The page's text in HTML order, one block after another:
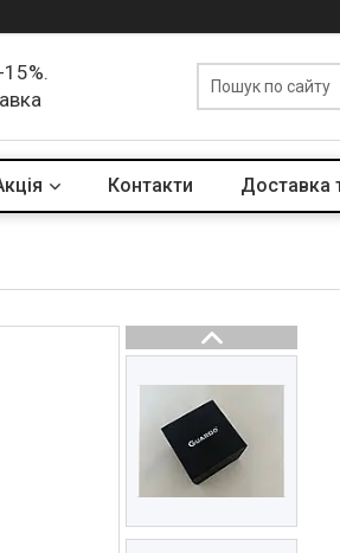
Контакти Доставка